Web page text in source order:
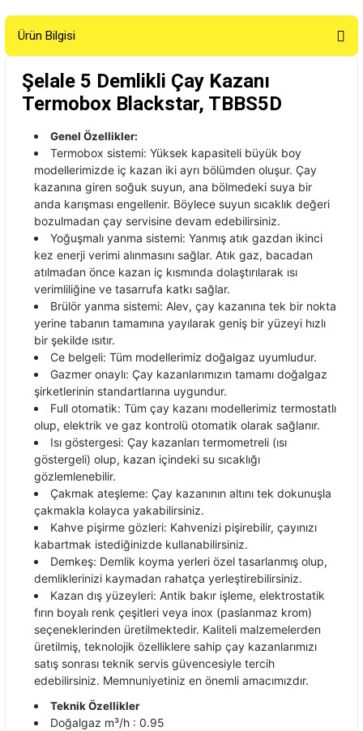
Demlik 1,75
Ürün Bilgisi
Şelale 5 Demlikli Çay Kazanı
Termobox Blackstar, TBBS5D
Genel Özellikler:
Termobox sistemi: Yüksek kapasiteli büyük boy
modellerimizde iç kazan iki ayrı bölümden oluşur. Çay
kazanına giren soğuk suyun, ana bölmedeki suya bir
anda karışması engellenir. Böylece suyun sıcaklık değeri
bozulmadan çay servisine devam edebilirsiniz.
Yoğuşmalı yanma sistemi: Yanmış atık gazdan ikinci
kez enerji verimi alınmasını sağlar. Atık gaz, bacadan
atılmadan önce kazan iç kısmında dolaştırılarak ısı
verimliliğine ve tasarrufa katkı sağlar.
Brülör yanma sistemi: Alev, çay kazanına tek bir nokta
yerine tabanın tamamına yayılarak geniş bir yüzeyi hızlı
bir şekilde ısıtır.
Ce belgeli: Tüm modellerimiz doğalgaz uyumludur.
Gazmer onaylı: Çay kazanlarımızın tamamı doğalgaz
şirketlerinin standartlarına uygundur.
Full otomatik: Tüm çay kazanı modellerimiz termostatlı
olup, elektrik ve gaz kontrolü otomatik olarak sağlanır.
Isı göstergesi: Çay kazanları termometreli (ısı
göstergeli) olup, kazan içindeki su sıcaklığı
gözlemlenebilir.
Çakmak ateşleme: Çay kazanının altını tek dokunuşla
çakmakla kolayca yakabilirsiniz.
Kahve pişirme gözleri: Kahvenizi pişirebilir, çayınızı
kabartmak istediğinizde kullanabilirsiniz.
Demkeş: Demlik koyma yerleri özel tasarlanmış olup,
demliklerinizi kaymadan rahatça yerleştirebilirsiniz.
Kazan dış yüzeyleri: Antik bakır işleme, elektrostatik
fırın boyalı renk çeşitleri veya inox (paslanmaz krom)
seçeneklerinden üretilmektedir. Kaliteli malzemelerden
üretilmiş, teknolojik özelliklere sahip çay kazanlarımızı
satış sonrası teknik servis güvencesiyle tercih
edebilirsiniz. Memnuniyetiniz en önemli amacımızdır.
Teknik Özellikler
Doğalgaz m³/h : 0.95